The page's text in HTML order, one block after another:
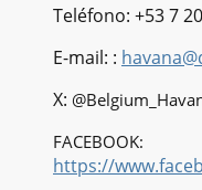
Teléfono: +53 7
E-mail: :
X:
FACEBOOK:
https://